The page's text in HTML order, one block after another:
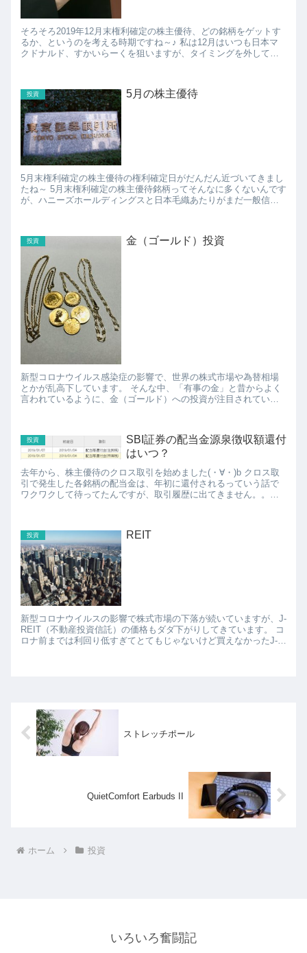
そろそろ2019年12月末権利確定の株主優待、どの銘柄をゲットす
るか、というのを考える時期ですね～♪ 私は12月はいつも日本マ
クドナルド、すかいらーくを狙いますが、タイミングを外してし
投資 5月の株主優待
5月末権利確定の株主優待の権利確定日がだんだん近づいてきまし
たね～ 5月末権利確定の株主優待銘柄ってそんなに多くないんです
が、ハニーズホールディングスと日本毛織あたりがまだ一般信用
投資 金（ゴールド）投資
新型コロナウイルス感染症の影響で、世界の株式市場や為替相場
とかが乱高下しています。 そんな中、「有事の金」と昔からよく
言われているように、金（ゴールド）への投資が注目されていま
投資
SBI証券の配当金源泉徴収額還付
はいつ？
去年から、株主優待のクロス取引を始めました(・∀・)b クロス取
引で発生した各銘柄の配当金は、年初に還付されるっていう話で
ワクワクして待ってたんですが、取引履歴に出てきません。。。
投資 REIT
新型コロナウイルスの影響で株式市場の下落が続いていますが、J-
REIT（不動産投資信託）の価格もダダ下がりしてきています。 コ
ロナ前までは利回り低すぎてとてもじゃないけど買えなかったJ-
ストレッチポール
QuietComfort Earbuds II
ホーム 投資
いろいろ奮闘記